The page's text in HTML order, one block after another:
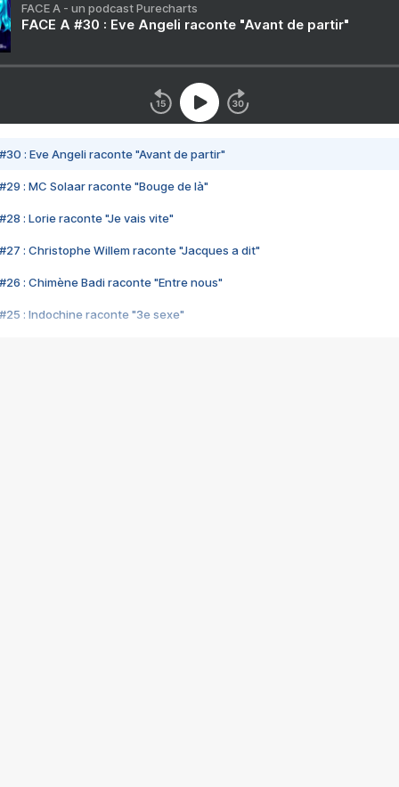
FACE A - un podcast Purecharts
FACE A #30 : Eve Angeli raconte "Avant de partir"
#30 : Eve Angeli raconte "Avant de partir"
#29 : MC Solaar raconte "Bouge de là"
#28 : Lorie raconte "Je vais vite"
#27 : Christophe Willem raconte "Jacques a dit"
#26 : Chimène Badi raconte "Entre nous"
#25 : Indochine raconte "3e sexe"